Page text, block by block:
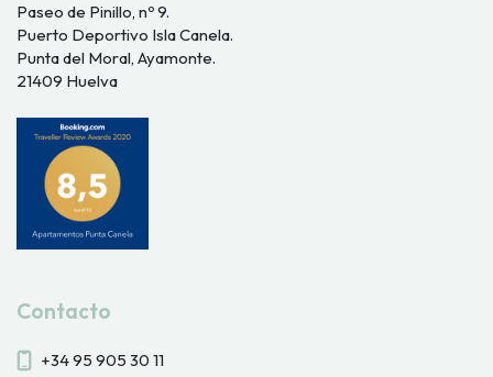
Paseo de Pinillo, nº 9.
Puerto Deportivo Isla Canela.
Punta del Moral, Ayamonte.
21409 Huelva
Contacto
+34 95 905 30 11